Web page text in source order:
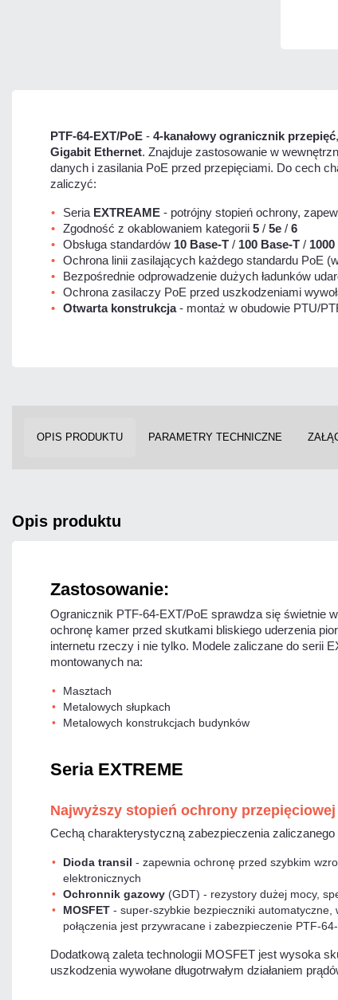
PTF-64-EXT/PoE - 4-kanałowy ogranicznik przepięć
Gigabit Ethernet. Znajduje zastosowanie w
danych i zasilania PoE przed przepięciami. Do cech
zaliczyć:
Seria EXTREAME - potrójny stopień ochrony,
Zgodność z okablowaniem kategorii 5 / 5e / 6
Obsługa standardów 10 Base-T / 100 Base-T /
Ochrona linii zasilających każdego standardu PoE
Bezpośrednie odprowadzenie dużych ładunków
Ochrona zasilaczy PoE przed uszkodzeniami
Otwarta konstrukcja- montaż w obudowie PTU/
OPIS PRODUKTU PARAMETRY TECHNICZNE
opis produktu
Zastosowanie:
Ogranicznik PTF-64-EXT/PoE sprawdza się świetnie
ochronę kamer przed skutkami bliskiego uderzenia
internetu rzeczy i nie tylko. Modele zaliczane do serii
montowanych na:
Masztach
Metalowych słupkach
Metalowych konstrukcjach budynków
Seria EXTREME
Najwyższy stopień ochrony przepięciowej
Cechą charakterystyczną zabezpieczenia
Dioda transil - zapewnia ochronę przed szybkim
elektronicznych
Ochronnik gazowy (GDT) - rezystory dużej mocy,
MOSFET - super-szybkie bezpieczniki automatyczne,
połączenia jest przywracane i zabezpieczenie PTF-
Dodatkową zaleta technologii MOSFET jest wysoka
uszkodzenia wywołane długotrwałym działaniem